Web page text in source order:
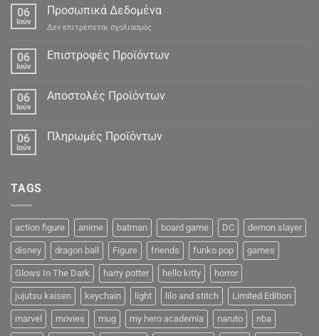
06
Ιούν
Προσωπικά Δεδομένα
Δεν επιτρέπεται σχολιασμός
Δεδομένα
06
Ιούν
Επιστροφές Προϊόντων
06
Ιούν
Αποστολές Προϊόντων
06
Ιούν
Πληρωμές Προϊόντων
TAGS
action figure anime batman board game DC demon slayer
disney dragon ball Figure friends funko pop games
Glows In The Dark harry potter hello kitty horror
jujutsu kaisen keychain light lilo and stitch Limited Edition
marvel movies mug my hero academia naruto nba